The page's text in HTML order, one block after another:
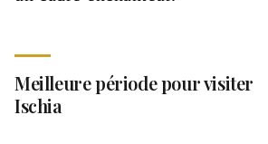
Meilleure période pour visiter
Ischia